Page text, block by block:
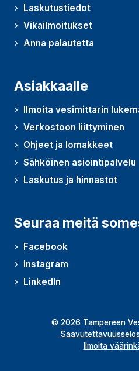
Laskutustiedot
Vikailmoitukset
Anna palautetta
(Avautuu uudessa ikkunassa)
Asiakkaalle
Ilmoita vesimittarin
Verkostoon liittyminen
Ohjeet ja lomakkeet
Sähköinen asiointipalvelu
Laskutus ja hinnastot
Seuraa meitä
Facebook
Instagram
LinkedIn
© 2026 Tampereen
Ilmoita